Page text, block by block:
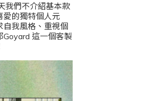
我們不介紹基本款
愛的獨特個人元
自我風格、重視個
Goyard 這一個客製